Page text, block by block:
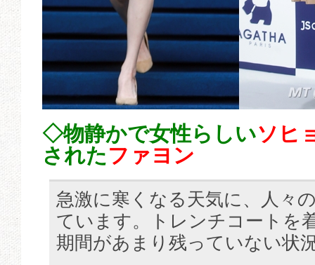
◇物静かで女性らしいソヒ
されたファヨン
急激に寒くなる天気に、人々
ています。トレンチコートを
期間があまり残っていない状